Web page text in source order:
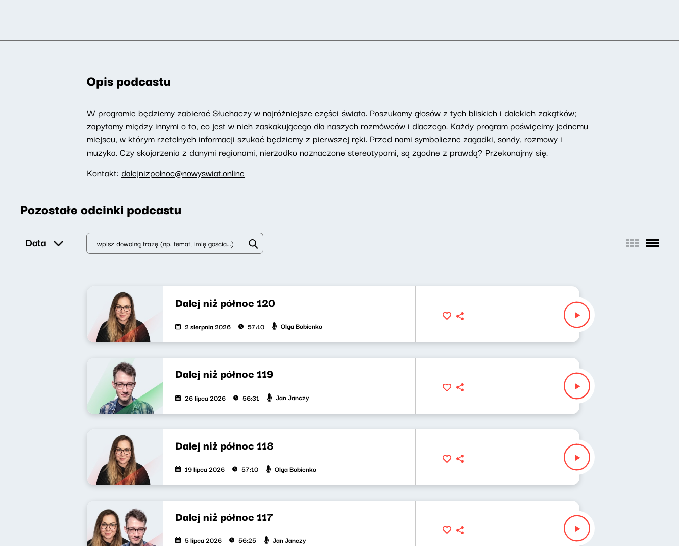
Opis podcastu
W programie będziemy zabierać Słuchaczy w najróżniejsze części świata. Poszukamy głosów z tych bliskich i dalekich zakątków;
zapytamy między innymi o to, co jest w nich zaskakującego dla naszych rozmówców i dlaczego. Każdy program poświęcimy jednemu
miejscu, w którym rzetelnych informacji szukać będziemy z pierwszej ręki. Przed nami symboliczne zagadki, sondy, rozmowy i
muzyka. Czy skojarzenia z danymi regionami, nierzadko naznaczone stereotypami, są zgodne z prawdą? Przekonajmy się.
Kontakt: dalejnizpolnoc@nowyswiat.online
Pozostałe odcinki podcastu
Data
Dalej niż północ 120
2 sierpnia 2026 57:10 Olga Bobienko
Dalej niż północ 119
26 lipca 2026 56:31 Jan Janczy
Dalej niż północ 118
19 lipca 2026 57:10 Olga Bobienko
Dalej niż północ 117
5 lipca 2026 56:25 Jan Janczy